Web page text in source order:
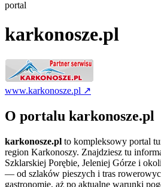
portal
karkonosze.pl
www.karkonosze.pl ↗
O portalu karkonosze.pl
karkonosze.pl to kompleksowy portal
region Karkonoszy. Znajdziesz tu
Szklarskiej Porębie, Jeleniej Górze i
— od szlaków pieszych i tras
gastronomię, aż po aktualne warunki